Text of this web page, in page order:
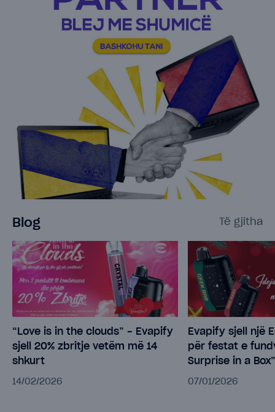
Blog Të gjitha
Evapify sjell një Edicion Special
për festat e fundvitit - “Pulse X,
Surprise in a Box”
07/01/2026
Evapify sjell
një produkt i
të 28 Nëntorit
17/11/2025